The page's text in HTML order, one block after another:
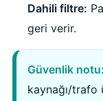
Kalsiyum
Ayak Havuzu
Dahili filtre:
geri verir.
Güvenlik notu:
kaynağı/trafo